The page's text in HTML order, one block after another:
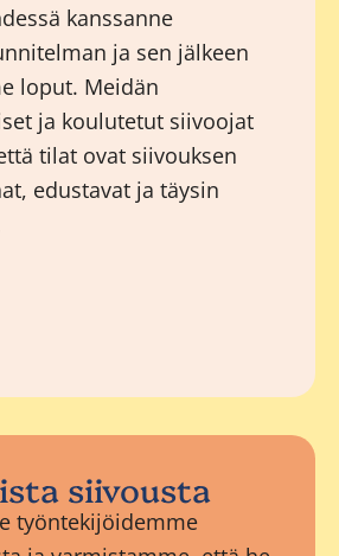
kanssanne
ja sen jälkeen
loput. Meidän
ja koulutetut siivoojat
tilat ovat siivouksen
edustavat ja täysin
siivousta
työntekijöidemme